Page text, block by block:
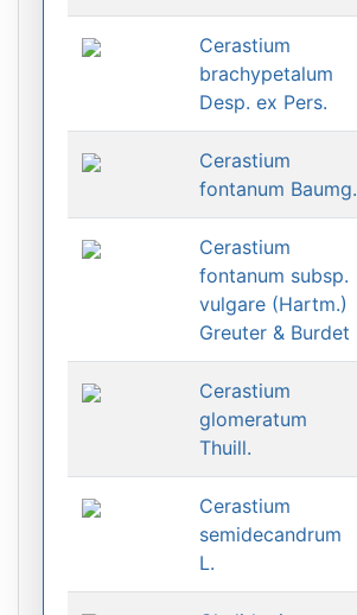
Cerastium
brachypetalum
Desp. ex Pers.
Cerastium
fontanum Baumg.
Cerastium
fontanum subsp.
vulgare (Hartm.)
Greuter & Burdet
Cerastium
glomeratum
Thuill.
Cerastium
semidecandrum
L.